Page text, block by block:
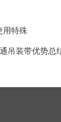
用特殊
吊装带优势总